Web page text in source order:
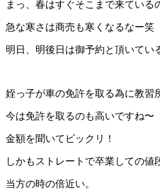
まっ、春はすぐそこまで来ている
急な寒さは商売も寒くなるなー笑
明日、明後日は御予約と頂いてい
姪っ子が車の免許を取る為に教習
今は免許を取るのも高いですね〜
金額を聞いてビックリ！
しかもストレートで卒業しての値
当方の時の倍近い。